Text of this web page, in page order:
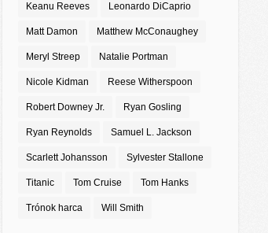
Keanu Reeves Leonardo DiCaprio
Matt Damon Matthew McConaughey
Meryl Streep Natalie Portman
Nicole Kidman Reese Witherspoon
Robert Downey Jr. Ryan Gosling
Ryan Reynolds Samuel L. Jackson
Scarlett Johansson Sylvester Stallone
Titanic Tom Cruise Tom Hanks
Trónok harca Will Smith